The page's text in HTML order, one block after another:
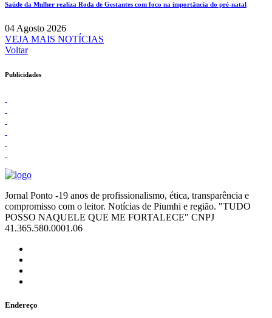
Saúde da Mulher realiza Roda de Gestantes com foco na importância do pré-natal
04 Agosto 2026
VEJA MAIS NOTÍCIAS
Voltar
Publicidades
Jornal Ponto -19 anos de profissionalismo, ética, transparência e
compromisso com o leitor. Notícias de Piumhi e região. "TUDO
POSSO NAQUELE QUE ME FORTALECE" CNPJ
41.365.580.0001.06
Endereço